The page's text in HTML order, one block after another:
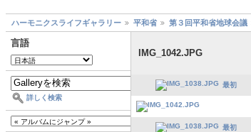
ハーモニクスライフギャラリー 平和省 第３回平和省地球会議
言語
詳しく検索
IMG_1042.JPG
最初
最初